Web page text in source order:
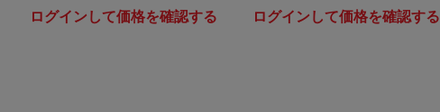
ログインして価格を確認する ログインして価格を確認する